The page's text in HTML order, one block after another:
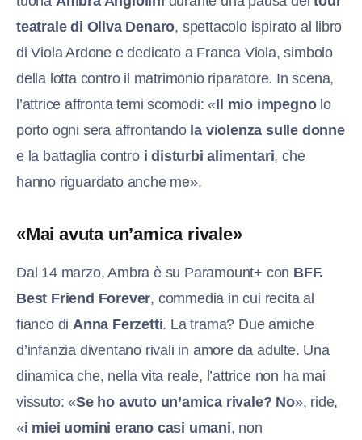
teatrale di Oliva Denaro, spettacolo ispirato al libro
di Viola Ardone e dedicato a Franca Viola, simbolo
della lotta contro il matrimonio riparatore. In scena,
l’attrice affronta temi scomodi: «Il mio impegnolo
porto ogni sera affrontando la violenza sulle donne
e la battaglia contro i disturbi alimentari, che
hanno riguardato anche me».
«Mai avuta un’amica rivale»
Dal 14 marzo, Ambra è su Paramount+ con BFF.
Best Friend Forever, commedia in cui recita al
fianco di Anna Ferzetti. La trama? Due amiche
d’infanzia diventano rivali in amore da adulte. Una
dinamica che, nella vita reale, l’attrice non ha mai
vissuto: «Se ho avuto un’amica rivale? No», ride,
«i miei uomini erano casi umani, non